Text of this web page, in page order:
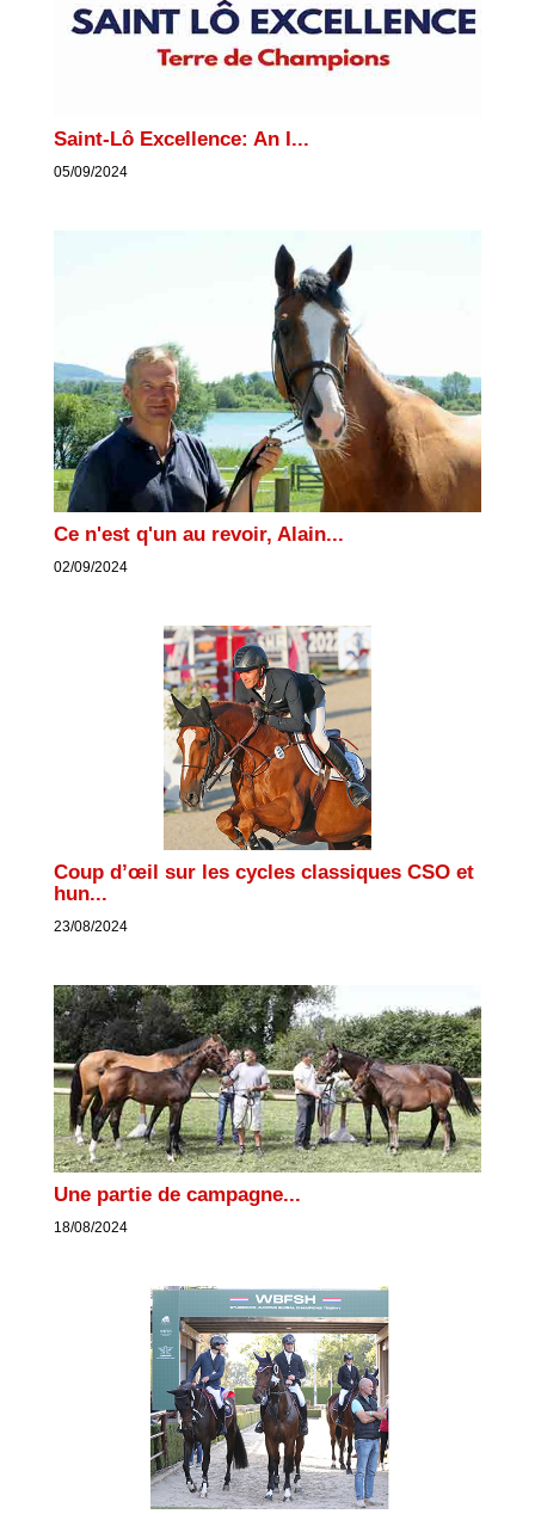
Saint-Lô Excellence: An I...
05/09/2024
Ce n'est q'un au revoir, Alain...
02/09/2024
Coup d’œil sur les cycles classiques CSO et
hun...
23/08/2024
Une partie de campagne...
18/08/2024